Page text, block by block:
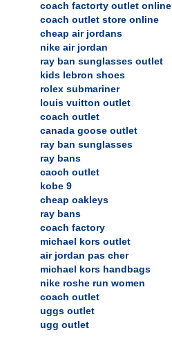
coach factorty outlet online
coach outlet store online
cheap air jordans
nike air jordan
ray ban sunglasses outlet
kids lebron shoes
rolex submariner
louis vuitton outlet
coach outlet
canada goose outlet
ray ban sunglasses
ray bans
caoch outlet
kobe 9
cheap oakleys
ray bans
coach factory
michael kors outlet
air jordan pas cher
michael kors handbags
nike roshe run women
coach outlet
uggs outlet
ugg outlet